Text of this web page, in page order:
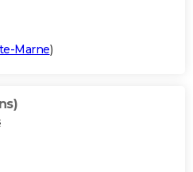
Marne)